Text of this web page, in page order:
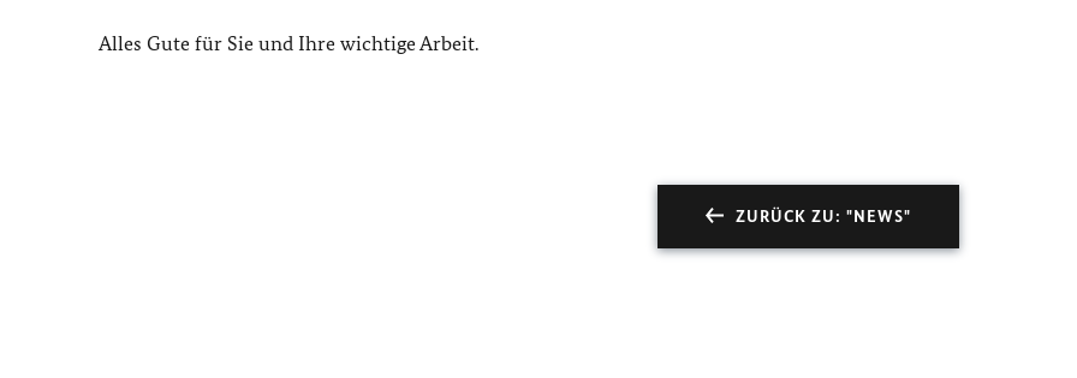
Alles Gute für Sie und Ihre wichtige Arbeit.
ZURÜCK ZU: "NEWS"